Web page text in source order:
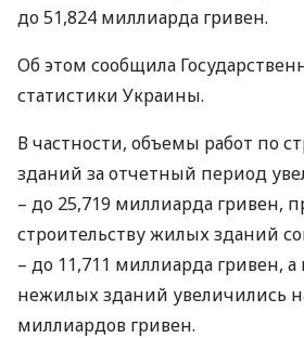
до 51,824 миллиарда гривен.
Об этом сообщила
статистики Украины.
В частности, объемы работ по
зданий за отчетный период
– до 25,719 миллиарда гривен,
строительству жилых зданий
– до 11,711 миллиарда гривен, а
нежилых зданий увеличились
миллиардов гривен.